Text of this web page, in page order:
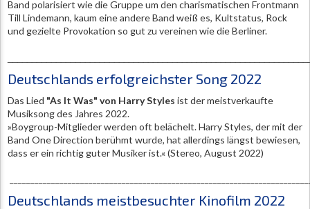
Band polarisiert wie die Gruppe um den charismatischen Frontmann
Till Lindemann, kaum eine andere Band weiß es, Kultstatus, Rock
und gezielte Provokation so gut zu vereinen wie die Berliner.
Deutschlands erfolgreichster Song 2022
Das Lied "As It Was" von Harry Styles ist der meistverkaufte
Musiksong des Jahres 2022.
»Boygroup-Mitglieder werden oft belächelt. Harry Styles, der mit der
Band One Direction berühmt wurde, hat allerdings längst bewiesen,
dass er ein richtig guter Musiker ist.« (Stereo, August 2022)
Deutschlands meistbesuchter Kinofilm 2022